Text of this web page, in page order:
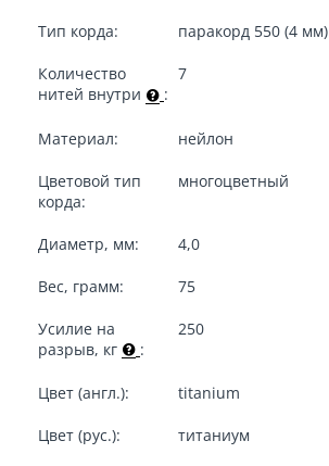
Тип корда: паракорд 550 (4 мм)
Количество
нитей внутри
:
7
Материал: нейлон
Цветовой тип
корда:
многоцветный
Диаметр, мм: 4,0
Вес, грамм: 75
Усилие на
разрыв, кг
:
250
Цвет (англ.): titanium
Цвет (рус.): титаниум